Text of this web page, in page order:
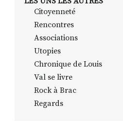
Citoyenneté
Rencontres
Associations
Utopies
Chronique de Louis
Val se livre
Rock à Brac
Regards